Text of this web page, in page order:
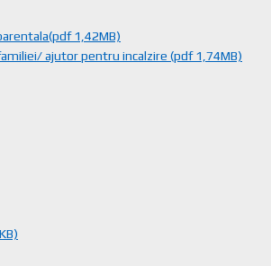
1,42MB)
ajutor pentru incalzire (pdf 1,74MB)